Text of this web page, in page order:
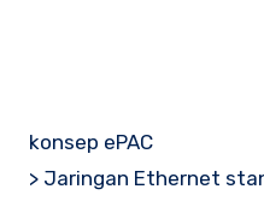
konsep ePAC
> Jaringan Ethernet